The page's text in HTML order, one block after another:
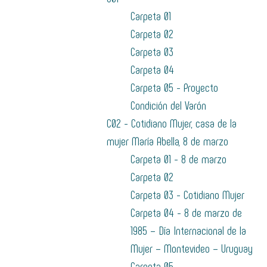
Carpeta 01
Carpeta 02
Carpeta 03
Carpeta 04
Carpeta 05 - Proyecto
Condición del Varón
C02 - Cotidiano Mujer, casa de la
mujer María Abella, 8 de marzo
Carpeta 01 - 8 de marzo
Carpeta 02
Carpeta 03 - Cotidiano Mujer
Carpeta 04 - 8 de marzo de
1985 – Día Internacional de la
Mujer – Montevideo – Uruguay